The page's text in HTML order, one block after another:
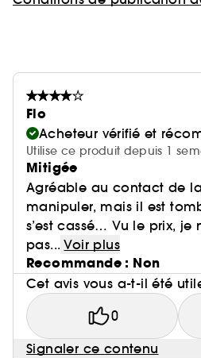
Flo
Acheteur vérifié et
Utilise ce produit depuis 1
Mitigée
Agréable au contact de
manipuler, mais il est
s’est cassé… Vu le prix, je
pas... Voir plus
Recommande : Non
Cet avis vous a-t-il été
0
Signaler ce contenu